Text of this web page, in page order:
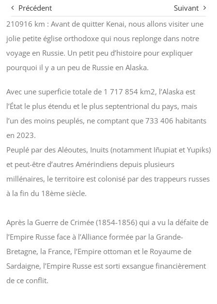
Précédent
Suivant
210916 km : Avant de quitter Kenai, nous allons visiter une
jolie petite église orthodoxe qui nous replonge dans notre
voyage en Russie. Un petit peu d’histoire pour expliquer
pourquoi il y a un peu de Russie en Alaska.
Avec une superficie totale de 1 717 854 km2, l’Alaska est
l’État le plus étendu et le plus septentrional du pays, mais
l’un des moins peuplés, ne comptant que 733 406 habitants
en 2023.
Peuplé par des Aléoutes, Inuits (notamment Iñupiat et Yupiks)
et peut-être d’autres Amérindiens depuis plusieurs
millénaires, le territoire est colonisé par des trappeurs russes
à la fin du 18ème siècle.
Après la Guerre de Crimée (1854-1856) qui a vu la défaite de
l’Empire Russe face à l’Alliance formée par la Grande-
Bretagne, la France, l’Empire ottoman et le Royaume de
Sardaigne, l’Empire Russe est sorti exsangue financièrement
de ce conflit.